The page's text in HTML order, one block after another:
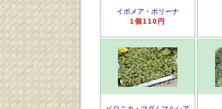
イポメア・ポリーナ
1個110円